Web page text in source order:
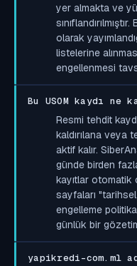
yer almakta ve
olarak
listelerine
engellenmesi
Bu USOM kaydı
Resmi tehdit
kaldırılana veya
aktif kalır.
günde birden
kayıtlar otomatik
sayfaları
engelleme
günlük bir
yapikredi-com.ml